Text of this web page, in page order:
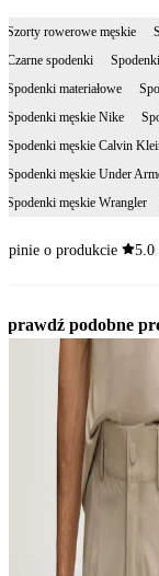
Szorty rowerowe męskie
Czarne spodenki
Spodenki materiałowe
Spodenki męskie Nike
Spodenki męskie Calvin
Spodenki męskie Under
Spodenki męskie Wrangler
o produkcie 5.0
podobne